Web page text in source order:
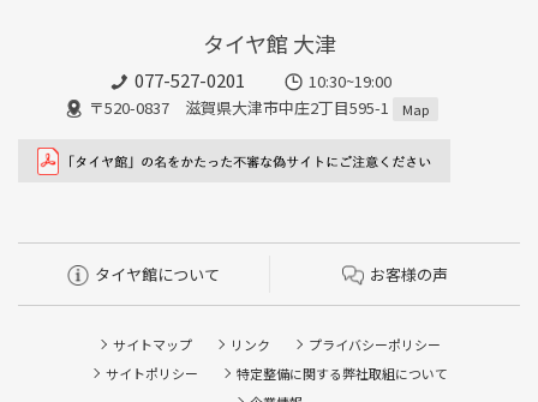
タイヤ館 大津
077-527-0201
10:30~19:00
〒520-0837 滋賀県大津市中庄2丁目595-1
Map
タイヤ館について お客様の声
サイトマップ リンク
プライバシーポリシー
サイトポリシー
特定整備に関する弊社取組について